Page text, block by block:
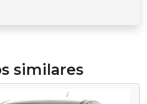
similares